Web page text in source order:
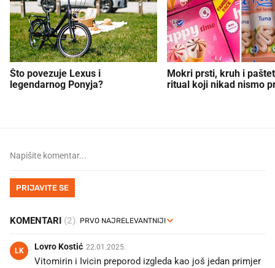
Što povezuje Lexus i
legendarnog Ponyja?
Mokri prsti, kruh i
ritual koji nikad nismo
PRIJAVITE SE
KOMENTARI (2)
LK Lovro Kostić 22.01.2025.
Vitomirin i Ivicin preporod izgleda kao još jedan primjer